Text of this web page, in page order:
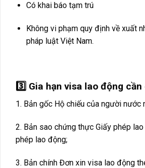
Có khai báo tạm trú
Không vi phạm quy định về xuất
pháp luật Việt Nam.
3️⃣ Gia hạn visa lao động
1. Bản gốc Hộ chiếu của người nước
2. Bản sao chứng thực Giấy phép
phép lao động;
3. Bản chính Đơn xin visa lao động